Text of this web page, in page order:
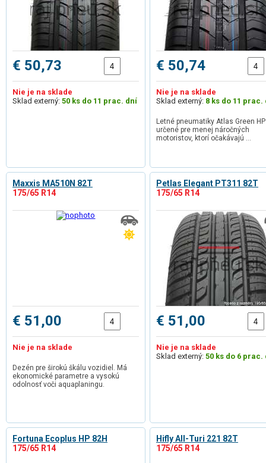
€ 50,73
Nie je na sklade
Sklad externý: 50 ks do 11 prac. dní
€ 50,74
Nie je na sklade
Sklad externý: 8 ks do 11 prac.
Letné pneumatiky Atlas Green
určené pre menej náročných
motoristov, ktorí očakávajú …
Maxxis MA510N 82T
175/65 R14
€ 51,00
Nie je na sklade
Dezén pre širokú škálu vozidiel. Má
ekonomické parametre a vysokú
odolnosť voči aquaplaningu.
Petlas Elegant PT311 82T
175/65 R14
€ 51,00
Nie je na sklade
Sklad externý: 50 ks do 6 prac.
Fortuna Ecoplus HP 82H
175/65 R14
Hifly All-Turi 221 82T
175/65 R14